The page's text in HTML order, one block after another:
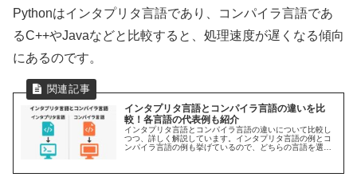
Pythonはインタプリタ言語であり、コンパイラ言語であ
るC++やJavaなどと比較すると、処理速度が遅くなる傾向
にあるのです。
インタプリタ言語とコンパイラ言語の違いを比
較！各言語の代表例も紹介
インタプリタ言語とコンパイラ言語の違いについて比較し
つつ、詳しく解説しています。インタプリタ言語の例とコ
ンパイラ言語の例も挙げているので、どちらの言語を選ぶ